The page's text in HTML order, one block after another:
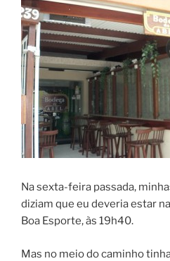
Na sexta-feira passada,
diziam que eu deveria estar
Boa Esporte, às 19h40.
Mas no meio do caminho